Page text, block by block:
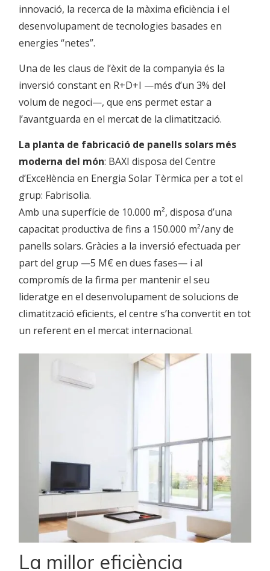
innovació, la recerca de la màxima eficiència i el
desenvolupament de tecnologies basades en
energies “netes”.
Una de les claus de l’èxit de la companyia és la
inversió constant en R+D+I —més d’un 3% del
volum de negoci—, que ens permet estar a
l’avantguarda en el mercat de la climatització.
La planta de fabricació de panells solars més
moderna del món: BAXI disposa del Centre
d’Excel·lència en Energia Solar Tèrmica per a tot el
grup: Fabrisolia.
Amb una superfície de 10.000 m², disposa d’una
capacitat productiva de fins a 150.000 m²/any de
panells solars. Gràcies a la inversió efectuada per
part del grup —5 M€ en dues fases— i al
compromís de la firma per mantenir el seu
lideratge en el desenvolupament de solucions de
climatització eficients, el centre s’ha convertit en tot
un referent en el mercat internacional.
La millor eficiència